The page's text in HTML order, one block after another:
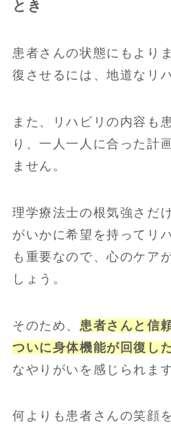
とき
患者さんの状態にもより
復させるには、地道なリ
また、リハビリの内容も
り、一人一人に合った計
ません。
理学療法士の根気強さだ
がいかに希望を持ってリ
も重要なので、心のケア
しょう。
そのため、 患者さんと信
ついに身体機能が回復し
なやりがいを感じられます
何よりも患者さんの笑顔